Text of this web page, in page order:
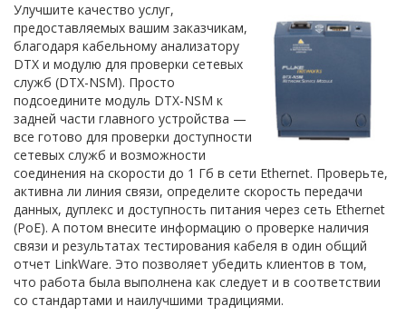
Улучшите качество услуг,
предоставляемых вашим заказчикам,
благодаря кабельному анализатору
DTX и модулю для проверки сетевых
служб (DTX-NSM). Просто
подсоедините модуль DTX-NSM к
задней части главного устройства —
все готово для проверки доступности
сетевых служб и возможности
соединения на скорости до 1 Гб в сети Ethernet. Проверьте,
активна ли линия связи, определите скорость передачи
данных, дуплекс и доступность питания через сеть Ethernet
(PoE). А потом внесите информацию о проверке наличия
связи и результатах тестирования кабеля в один общий
отчет LinkWare. Это позволяет убедить клиентов в том,
что работа была выполнена как следует и в соответствии
со стандартами и наилучшими традициями.